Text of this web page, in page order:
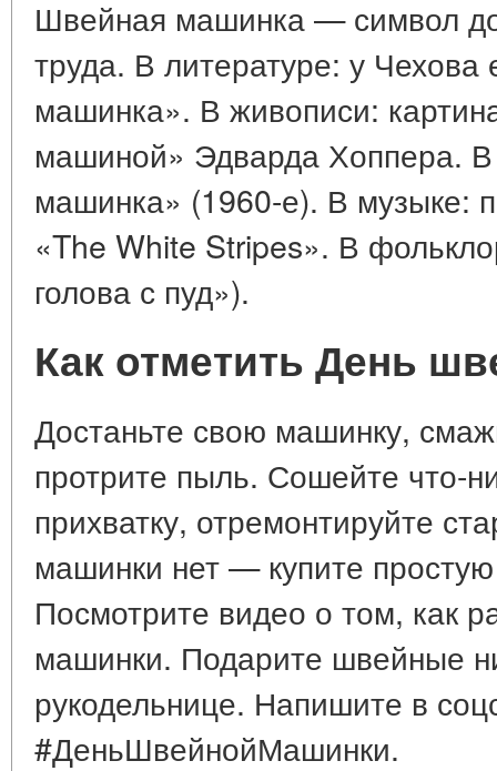
Швейная машинка — символ
труда. В литературе: у
машинка». В живописи:
машиной» Эдварда Хоппера.
машинка» (1960-е). В музыке:
«The White Stripes». В
голова с пуд»).
Как отметить День
Достаньте свою машинку,
протрите пыль. Сошейте что-
прихватку, отремонтируйте
машинки нет — купите
Посмотрите видео о том, как
машинки. Подарите швейные
рукодельнице. Напишите в
#ДеньШвейнойМашинки.